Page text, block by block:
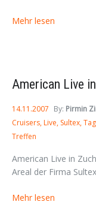
Mehr lesen
American Live
14.11.2007 By: Pirmin
Cruisers Live Sultex
Treffen
American Live in
Areal der Firma
Mehr lesen